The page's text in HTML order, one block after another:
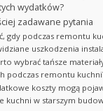
wydatków?
zadawane pytania
gdy podczas remontu
uszkodzenia
wybrać tańsze
podczas remontu
koszty mogą
kuchni w starszym